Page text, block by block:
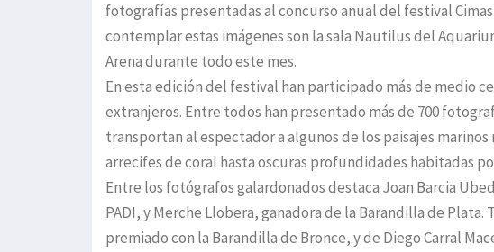
fotografías presentadas al concurso anual del festival
contemplar estas imágenes son la sala Nautilus del
Arena durante todo este mes.
En esta edición del festival han participado más de medio
extranjeros. Entre todos han presentado más de 700
transportan al espectador a algunos de los paisajes
arrecifes de coral hasta oscuras profundidades habitadas
Entre los fotógrafos galardonados destaca Joan Barcia
PADI, y Merche Llobera, ganadora de la Barandilla de
premiado con la Barandilla de Bronce, y de Diego Carral